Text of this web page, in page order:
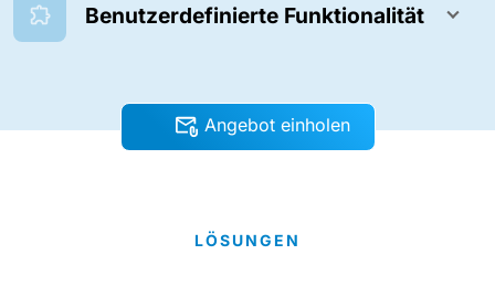
Benutzerdefinierte Funktionalität
Angebot einholen
LÖSUNGEN